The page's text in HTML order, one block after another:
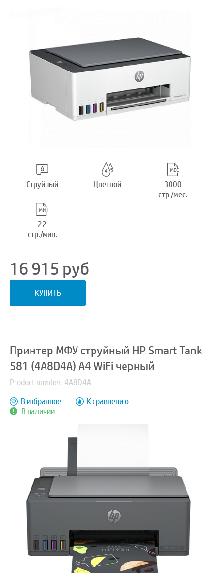
Струйный Цветной
3000
стр./мес.
22
стр./мин.
16 915 руб
КУПИТЬ
Принтер МФУ струйный HP Smart Tank
581 (4A8D4A) A4 WiFi черный
Product number: 4A8D4A
В наличии
В избранное К сравнению